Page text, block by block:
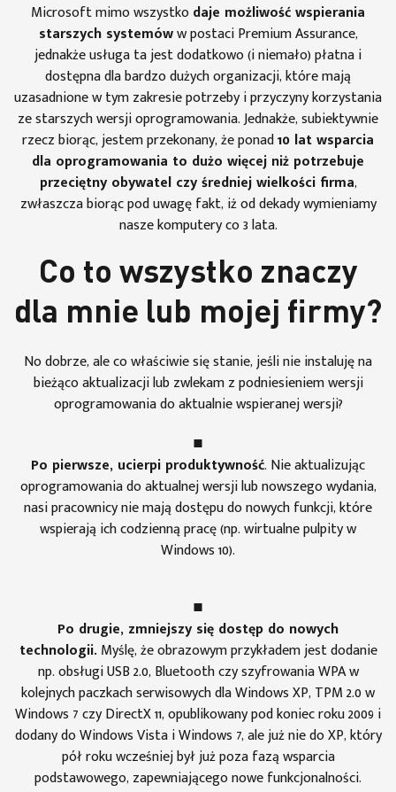
Microsoft mimo wszystkodaje możliwość wspierania
starszych systemóww postaci Premium Assurance,
jednakże usługa ta jest dodatkowo (i niemało) płatna i
dostępna dla bardzo dużych organizacji, które mają
uzasadnione w tym zakresie potrzeby i przyczyny korzystania
ze starszych wersji oprogramowania. Jednakże, subiektywnie
rzecz biorąc, jestem przekonany, że ponad10 lat wsparcia
dla oprogramowania to dużo więcej niż potrzebuje
przeciętny obywatel czy średniej wielkości firma,
zwłaszcza biorąc pod uwagę fakt, iż od dekady wymieniamy
nasze komputery co 3 lata.
Co to wszystko znaczy
dla mnie lub mojej firmy?
No dobrze, ale co właściwie się stanie, jeśli nie instaluję na
bieżąco aktualizacji lub zwlekam z podniesieniem wersji
oprogramowania do aktualnie wspieranej wersji?
Po pierwsze, ucierpi produktywność. Nie aktualizując
oprogramowania do aktualnej wersji lub nowszego wydania,
nasi pracownicy nie mają dostępu do nowych funkcji, które
wspierają ich codzienną pracę (np. wirtualne pulpity w
Windows 10).
Po drugie, zmniejszy się dostęp do nowych
technologii. Myślę, że obrazowym przykładem jest dodanie
np. obsługi USB 2.0, Bluetooth czy szyfrowania WPA w
kolejnych paczkach serwisowych dla Windows XP, TPM 2.0 w
Windows 7 czy DirectX 11, opublikowany pod koniec roku 2009 i
dodany do Windows Vista i Windows 7, ale już nie do XP, który
pół roku wcześniej był już poza fazą wsparcia
podstawowego, zapewniającego nowe funkcjonalności.